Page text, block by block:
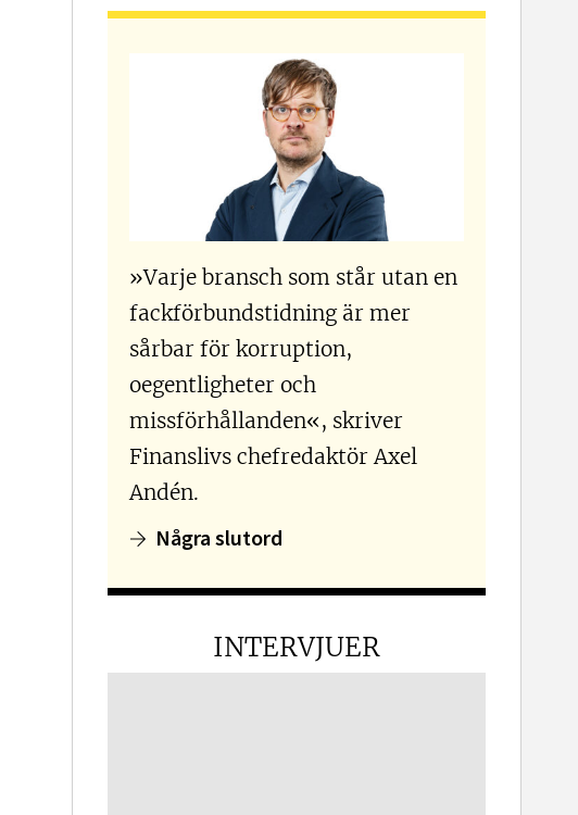
»Varje bransch som står utan en
fackförbundstidning är mer
sårbar för korruption,
oegentligheter och
missförhållanden«, skriver
Finanslivs chefredaktör Axel
Andén.
Några slutord
INTERVJUER